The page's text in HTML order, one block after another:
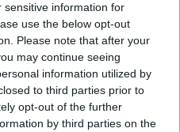
sensitive information for
use the below opt-out
Please note that after your
may continue seeing
information utilized by
to third parties prior to
opt-out of the further
by third parties on the